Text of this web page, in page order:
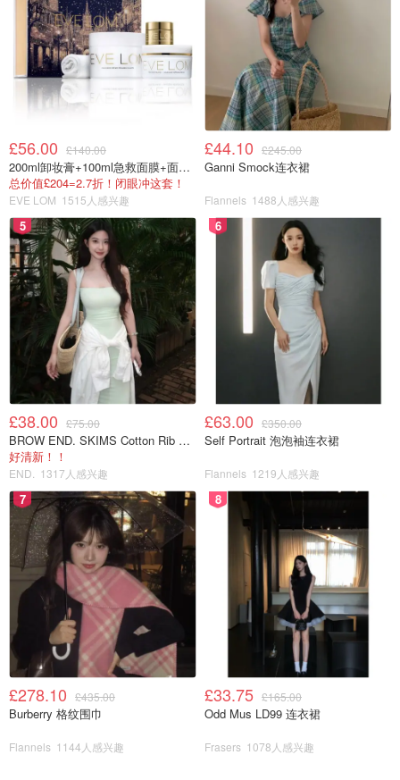
图片来自于@平凡无奇
🌱转中火，把搅拌好的粉浆，一边倒入滚水里一边搅拌
图片来自于@平凡无奇
🌱刚开始水是浑浊的，然后会越来越透明，煮到沸腾即可
£56.00 £140.00
200ml卸妆膏+100ml急救面膜+面霜+洁颜布
总价值£204=2.7折！闭眼冲这套！
EVE LOM 1515人感兴趣
£44.10 £245.00
Ganni Smock连衣裙
Flannels 1488人感兴趣
5
£38.00 £75.00
BROW END. SKIMS Cotton Rib 长款背心连衣裙 薄荷绿
好清新！！
END. 1317人感兴趣
6
£63.00 £350.00
Self Portrait 泡泡袖连衣裙
Flannels 1219人感兴趣
7
£278.10 £435.00
Burberry 格纹围巾
Flannels 1144人感兴趣
8
£33.75 £165.00
Odd Mus LD99 连衣裙
Frasers 1078人感兴趣